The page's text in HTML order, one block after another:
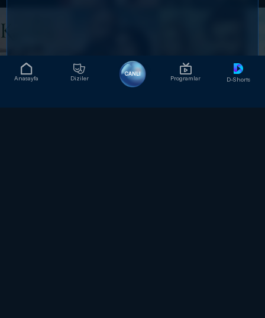
Anasayfa Diziler
CANLI
Programlar D-Shorts